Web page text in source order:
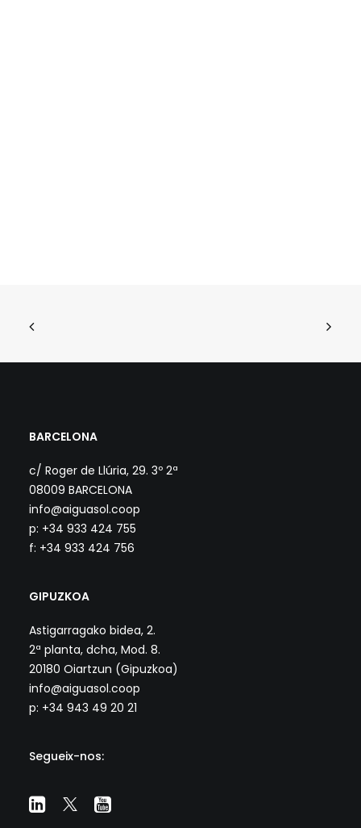
BARCELONA
c/ Roger de Llúria, 29. 3º 2ª
08009 BARCELONA
info@aiguasol.coop
p: +34 933 424 755
f: +34 933 424 756
GIPUZKOA
Astigarragako bidea, 2.
2ª planta, dcha, Mod. 8.
20180 Oiartzun (Gipuzkoa)
info@aiguasol.coop
p: +34 943 49 20 21
Segueix-nos: